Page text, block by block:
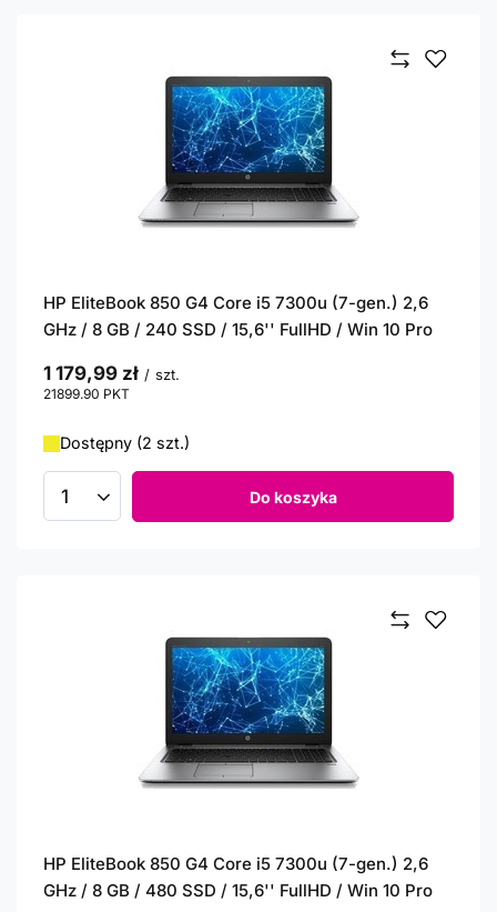
HP EliteBook 850 G4 Core i5 7300u (7-gen.) 2,6
GHz / 8 GB / 240 SSD / 15,6'' FullHD / Win 10 Pro
1 179,99 zł / szt.
21899.90 PKT
Dostępny (2 szt.)
Ilość produktów Do koszyka
HP EliteBook 850 G4 Core i5 7300u (7-gen.) 2,6
GHz / 8 GB / 480 SSD / 15,6'' FullHD / Win 10 Pro